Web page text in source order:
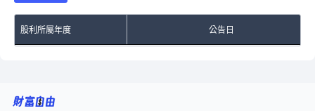
股利所屬年度 公告日